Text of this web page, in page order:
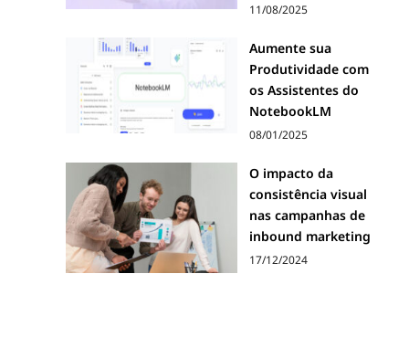
11/08/2025
Aumente sua
Produtividade com
os Assistentes do
NotebookLM
08/01/2025
O impacto da
consistência visual
nas campanhas de
inbound marketing
17/12/2024